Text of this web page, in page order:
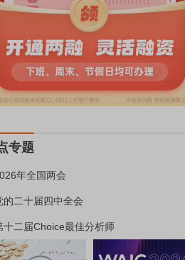
专题
年全国两会
的二十届四中全会
十二届Choice最佳分析师